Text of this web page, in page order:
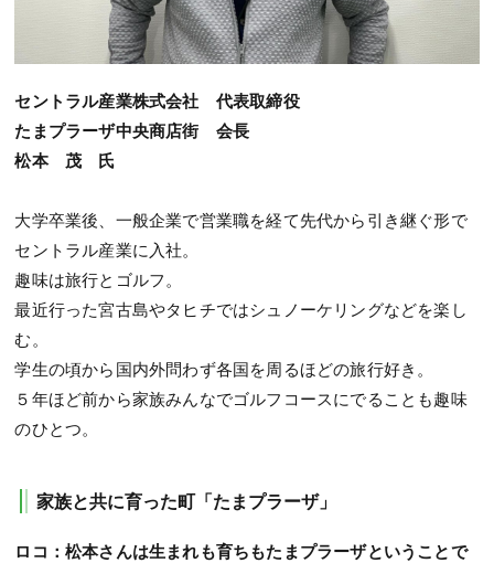
セントラル産業株式会社 代表取締役
たまプラーザ中央商店街 会長
松本 茂 氏
大学卒業後、一般企業で営業職を経て先代から引き継ぐ形で
セントラル産業に入社。
趣味は旅行とゴルフ。
最近行った宮古島やタヒチではシュノーケリングなどを楽し
む。
学生の頃から国内外問わず各国を周るほどの旅行好き。
５年ほど前から家族みんなでゴルフコースにでることも趣味
のひとつ。
家族と共に育った町「たまプラーザ」
ロコ：松本さんは生まれも育ちもたまプラーザということで